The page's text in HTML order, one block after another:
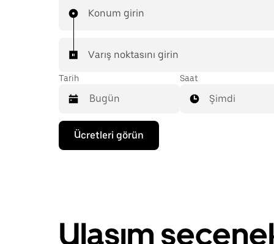
Konum girin
Varış noktasını girin
Tarih
Takvimle
etkileşime
geçmek
tuşuna
Saat
Şimdi
Ücretleri görün
Ulaşım